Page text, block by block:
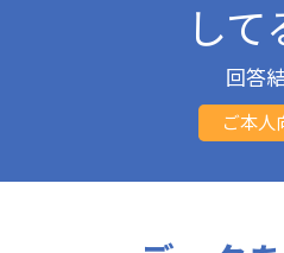
して
回答
ご本人